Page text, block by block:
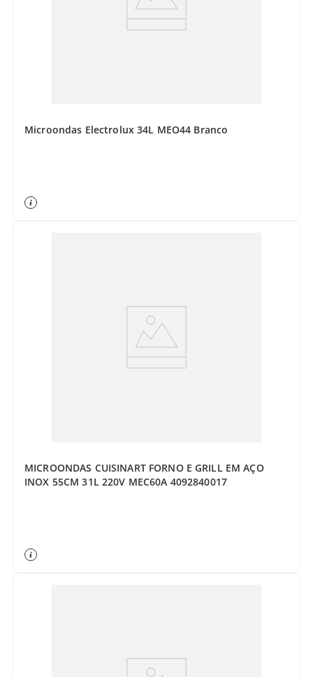
Microondas Electrolux 34L MEO44 Branco
MICROONDAS CUISINART FORNO E GRILL EM AÇO
INOX 55CM 31L 220V MEC60A 4092840017